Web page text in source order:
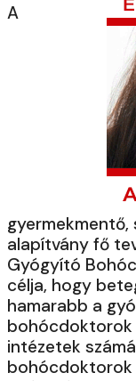
A
gyermekmentő,
alapítvány fő
Gyógyító
célja, hogy
hamarabb a
bohócdoktorok
intézetek
bohócdoktorok